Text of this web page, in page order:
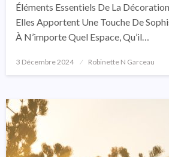
Éléments Essentiels De La
Elles Apportent Une Touche De
À N’importe Quel Espace, Qu’il…
Posted
3 Décembre 2024 Robinette N Garceau